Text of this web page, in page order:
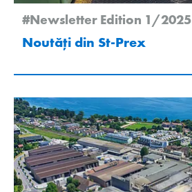
#Newsletter Edition 1/2025
Noutăți din St-Prex